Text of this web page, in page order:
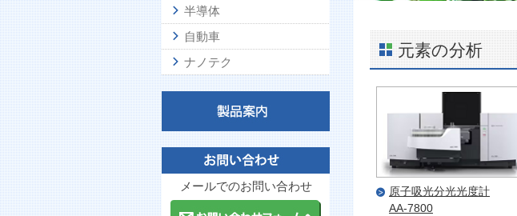
元素の分析
原子吸光分光光度計
AA-7800
半導体
自動車
ナノテク
メールでのお問い合わせ